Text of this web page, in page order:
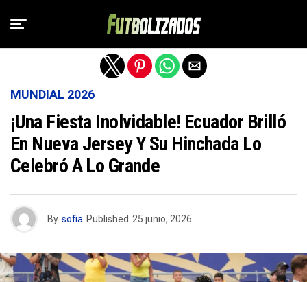
MUNDIAL 2026
¡Una Fiesta Inolvidable! Ecuador Brilló
En Nueva Jersey Y Su Hinchada Lo
Celebró A Lo Grande
By sofia Published 25 junio, 2026
Salir de la versión móvil